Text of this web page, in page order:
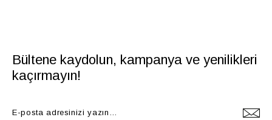
Bültene kaydolun, kampanya ve yenilikleri
kaçırmayın!